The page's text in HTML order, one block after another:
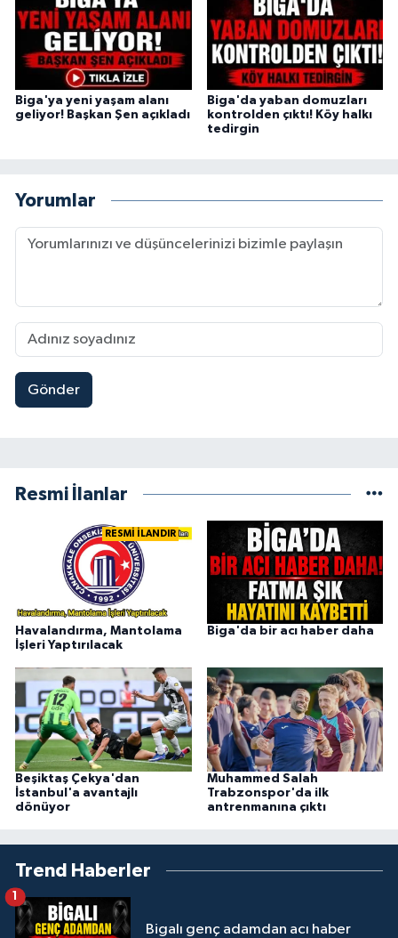
Biga'ya yeni yaşam alanı
geliyor! Başkan Şen açıkladı
Biga'da yaban domuzları
kontrolden çıktı! Köy halkı
tedirgin
Yorumlar
Gönder
Resmi İlanlar
RESMİ İLANDIR
Havalandırma, Mantolama
İşleri Yaptırılacak
Biga'da bir acı haber daha
Beşiktaş Çekya'dan
İstanbul'a avantajlı
dönüyor
Muhammed Salah
Trabzonspor'da ilk
antrenmanına çıktı
Trend Haberler
Bigalı genç adamdan acı haber
1